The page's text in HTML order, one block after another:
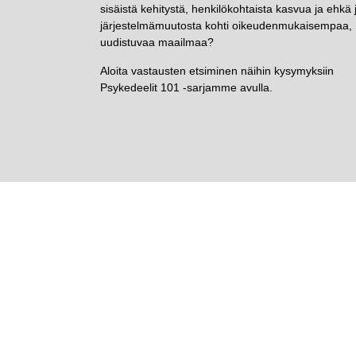
sisäistä kehitystä, henkilökohtaista kasvua ja ehkä
järjestelmämuutosta kohti oikeudenmukaisempaa,
uudistuvaa maailmaa?
Aloita vastausten etsiminen näihin kysymyksiin
Psykedeelit 101 -sarjamme avulla.